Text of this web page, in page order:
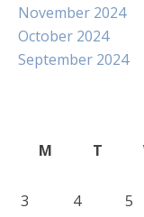
November 2024
October 2024
September 2024
M
T
3
4 5